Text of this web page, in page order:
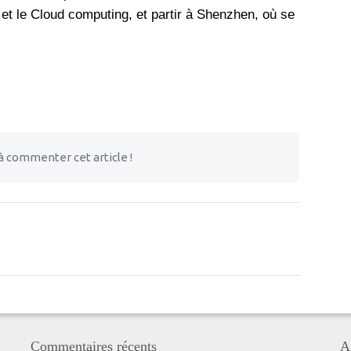
le Cloud computing, et partir à Shenzhen, où se
commenter cet article !
Commentaires récents